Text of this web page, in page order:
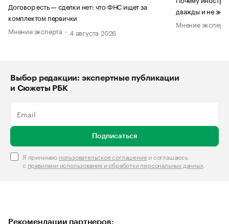
Договор есть — сделки нет: что ФНС ищет за
комплектом первички
Мнение эксперта
4 августа 2026
дважды и не
Мнение
Выбор редакции: экспертные публикации
и Сюжеты РБК
Подписаться
Я принимаю пользовательское соглашениеи соглашаюсь
с правилами использования и обработки персональных данных.
Рекомендации партнеров: